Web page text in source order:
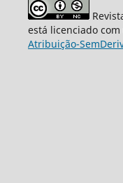
está licenciado com
Atribuição-